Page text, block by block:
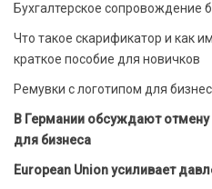
Бухгалтерское сопровождение
Что такое скарификатор и как
краткое пособие для новичков
Ремувки с логотипом для
В Германии обсуждают
для бизнеса
European Union усиливает